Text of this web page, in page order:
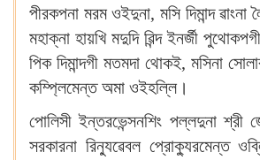
পীরকপনা মরম ওইদুনা, মসি দিমান্দ ৱাংনা
মহাক্না হায়খি মদুদি ৱিন্দ ইনর্জী
পিক দিমান্দগী মতমদা থোকই, মসিনা
কম্প্লিমেন্ত অমা ওইহল্লি।
পোলিসী ইন্তরভেন্সনশিং পল্লদুনা শ্রী
সরকারনা রিন্যুৱেবল প্রোক্যুরমেন্ত